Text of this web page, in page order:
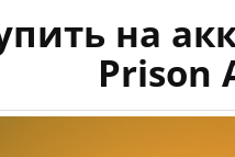
на
Prison